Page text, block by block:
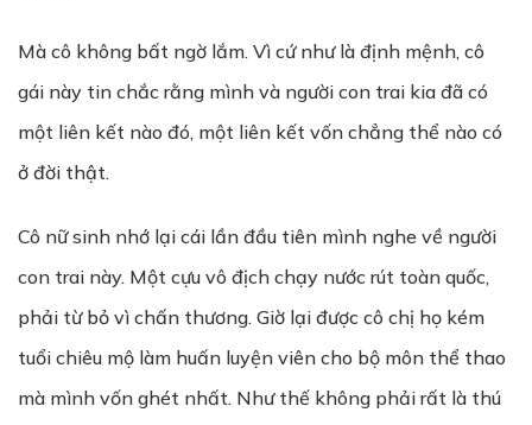
Mà cô không bất ngờ lắm. Vì cứ như là định mệnh, cô
gái này tin chắc rằng mình và người con trai kia đã có
một liên kết nào đó, một liên kết vốn chẳng thể nào có
ở đời thật.
Cô nữ sinh nhớ lại cái lần đầu tiên mình nghe về người
con trai này. Một cựu vô địch chạy nước rút toàn quốc,
phải từ bỏ vì chấn thương. Giờ lại được cô chị họ kém
tuổi chiêu mộ làm huấn luyện viên cho bộ môn thể thao
mà mình vốn ghét nhất. Như thế không phải rất là thú